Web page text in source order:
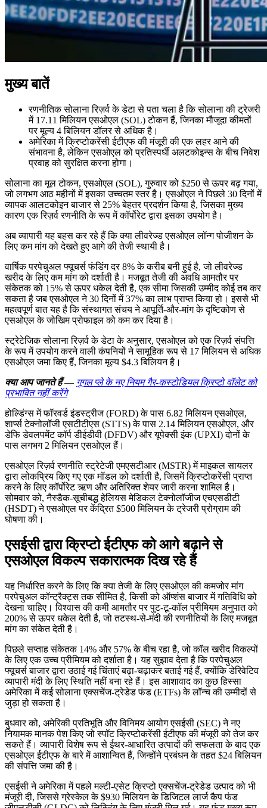
मुख्य बातें
रणनीतिक सोलाना रिज़र्व के डेटा से पता चला है कि सोलाना की ट्रेजरी
में 17.11 मिलियन एसओएल (SOL) टोकन हैं, जिनका मौजूदा कीमतों
पर मूल्य 4 बिलियन डॉलर से अधिक है।
अमेरिका में क्रिप्टोकरेंसी ईटीएफ की मंजूरी की एक लहर आने की
संभावना है, लेकिन एसओएल को प्रतिस्पर्धी अलटकोइन्स के बीच निवेश
प्रवाह को सुरक्षित करना होगा।
सोलाना का मूल टोकन, एसओएल (SOL), गुरुवार को $250 से ऊपर बढ़ गया,
जो लगभग आठ महीनों में इसका उच्चतम स्तर है। एसओएल ने पिछले 30 दिनों में
व्यापक आलटकोइन बाजार से 25% बेहतर प्रदर्शन किया है, जिसका मुख्य
कारण एक रिज़र्व रणनीति के रूप में कॉर्पोरेट द्वारा इसका उपयोग है।
अब व्यापारी यह बहस कर रहे हैं कि क्या लीवरेज्ड एसओएल लॉन्ग पोजीशन के
लिए कम मांग को देखते हुए आगे की तेजी स्थायी है।
वार्षिक परपेचुअल फ्यूचर्स फंडिंग दर 8% के करीब बनी हुई है, जो लीवरेज्ड
खरीद के लिए कम मांग को दर्शाती है। मजबूत तेजी की अवधि आमतौर पर
संकेतक को 15% से ऊपर धकेल देती है, एक सीमा जिसकी उम्मीद कोई तब कर
सकता है जब एसओएल ने 30 दिनों में 37% का लाभ प्राप्त किया हो। इससे भी
महत्वपूर्ण बात यह है कि संस्थागत संचय ने आपूर्ति-और-मांग के दृष्टिकोण से
एसओएल के जोखिम प्रोफाइल को कम कर दिया है।
स्ट्रेटेजिक सोलाना रिज़र्व के डेटा के अनुसार, एसओएल को एक रिज़र्व संपत्ति
के रूप में उपयोग करने वाली कंपनियों ने सामूहिक रूप से 17 मिलियन से अधिक
एसओएल जमा किए हैं, जिनका मूल्य $4.3 बिलियन है।
क्या आप जानते हैं— गूगल प्ले के नए नियम गैर-कस्टोडियल क्रिप्टो वॉलेट को
प्रभावित नहीं करेंगे
होल्डिंग्स में फॉरवर्ड इंडस्ट्रीज (FORD) के पास 6.82 मिलियन एसओएल,
शार्प्स टेक्नोलॉजी एसटीटीएस (STTS) के पास 2.14 मिलियन एसओएल, और
डेफि डेवलपमेंट कॉर्प डीईडीवी (DFDV) और यूपेक्सी इंक (UPXI) दोनों के
पास लगभग 2 मिलियन एसओएल हैं।
एसओएल रिज़र्व रणनीति स्ट्रेटेजी एमएसटीआर (MSTR) में माइकल सायलर
द्वारा लोकप्रिय किए गए एक मॉडल को दर्शाती है, जिसमें क्रिप्टोकरेंसी प्राप्त
करने के लिए कॉर्पोरेट ऋण और अतिरिक्त शेयर जारी करना शामिल है।
सोमवार को, नैस्डैक-सूचीबद्ध हेलियस मेडिकल टेक्नोलॉजीज एचएसडीटी
(HSDT) ने एसओएल पर केंद्रित $500 मिलियन के ट्रेजरी प्रोग्राम की
घोषणा की।
एसईसी द्वारा क्रिप्टो ईटीएफ को आगे बढ़ाने से
एसओएल विकल्प सकारात्मक दिख रहे हैं
यह निर्धारित करने के लिए कि क्या तेजी के लिए एसओएल की कमजोर मांग
परपेचुअल कॉन्ट्रैक्ट्स तक सीमित है, किसी को ऑप्शंस बाजार में गतिविधि को
देखना चाहिए। विश्वास की कमी आमतौर पर पुट-टू-कॉल प्रीमियम अनुपात को
200% से ऊपर धकेल देती है, जो तटस्थ-से-मंदी की रणनीतियों के लिए मजबूत
मांग का संकेत देती है।
पिछले सप्ताह संकेतक 14% और 57% के बीच रहा है, जो कॉल खरीद विकल्पों
के लिए एक उच्च प्रीमियम को दर्शाता है। यह सुझाव देता है कि परपेचुअल
फ्यूचर्स बाजार द्वारा उठाई गई चिंताएं बढ़ा-चढ़ाकर बताई गई हैं, क्योंकि डेरिवेटिव
व्यापारी मंदी के लिए स्थिति नहीं बना रहे हैं। इस आशावाद का कुछ हिस्सा
अमेरिका में कई सोलाना एक्सचेंज-ट्रेडेड फंड (ETFs) के लॉन्च की उम्मीदों से
जुड़ा हो सकता है।
बुधवार को, अमेरिकी प्रतिभूति और विनिमय आयोग एसईसी (SEC) ने नए
नियामक मानक पेश किए जो स्पॉट क्रिप्टोकरेंसी ईटीएफ की मंजूरी को तेज कर
सकते हैं। व्यापारी विशेष रूप से ईथर-आधारित उत्पादों की सफलता के बाद एक
एसओएल ईटीएफ के बारे में आशान्वित हैं, जिन्होंने प्रबंधन के तहत $24 बिलियन
की संपत्ति जमा की है।
एसईसी ने अमेरिका में पहले मल्टी-एसेट क्रिप्टो एक्सचेंज-ट्रेडेड उत्पाद को भी
मंजूरी दी, जिससे ग्रेस्केल के $930 मिलियन के डिजिटल लार्ज कैप फंड